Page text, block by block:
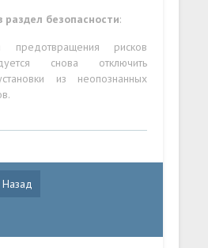
раздел безопасности:
предотвращения рисков
снова отключить
из неопознанных
Назад